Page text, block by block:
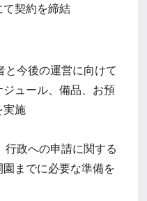
て契約を締結
と今後の運営に向けて
ュール、備品、お預
実施
行政への申請に関する
までに必要な準備を